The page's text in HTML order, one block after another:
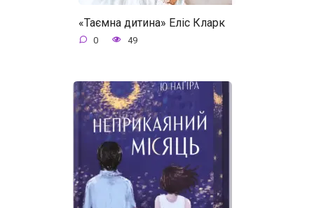
«Таємна дитина» Еліс Кларк
0 49